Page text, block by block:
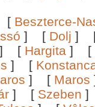
[ Beszterce-
] [ Dolj ]
] [ Hargita ]
[
] [
] [ Maros
] [ Szeben